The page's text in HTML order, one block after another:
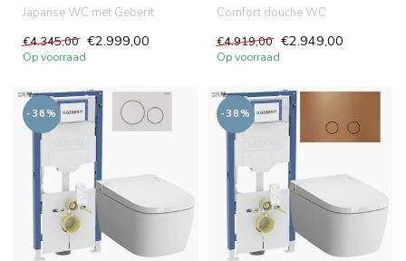
Japanse WC met Geberit
UP320 en Sigma 20. Luxe,
com...
€4.345,00 €2.999,00
Op voorraad
Comfort douche WC
combineert hig-tech
technologie, co...
€4.919,00 €2.949,00
Op voorraad
-36% -38%